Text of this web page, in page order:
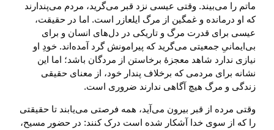
ماتم را می‌بیند. وقتی عیسی نزد قبر می‌گرید، مردم می‌پندارند
که او درمانده و غمگین از مرگ ایلعازر است. اما در حقیقت،
عیسی برای قدرت مرگ و تاریکی در دل‌های انسان و برای
بی‌ایمانیِ جمعیتی می‌گرید که پیرامونش گرد آمده‌اند. خودِ او
نیازی ندارد شاهد معجزهٔ برخاستن از مردگان باشد؛ اما این
نشانه برای مردمی که برخلاف پندار خود، از معنای حقیقی
زندگی و مرگ هیچ آگاهی ندارند ضروری است.
وقتی مرده از قبر بیرون می‌آید، همه فرصتی می‌یابند تا حقیقتی
را که از سوی خدا آشکار شده است درک کنند: در حضور مسیح،